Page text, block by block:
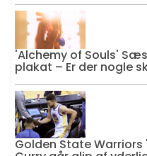
'Alchemy of Souls'
plakat – Er der nogle
Golden State